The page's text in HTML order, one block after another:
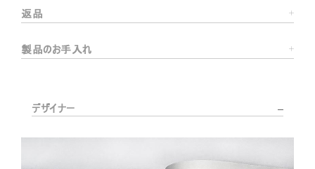
返品
製品のお手入れ
デザイナー